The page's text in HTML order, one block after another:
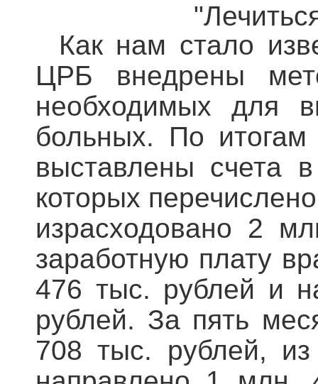
Как нам стало
ЦРБ внедрены
необходимых для
больных. По итогам
выставлены счета
которых
израсходовано 2
заработную плату
476 тыс. рублей и
рублей. За пять
708 тыс. рублей,